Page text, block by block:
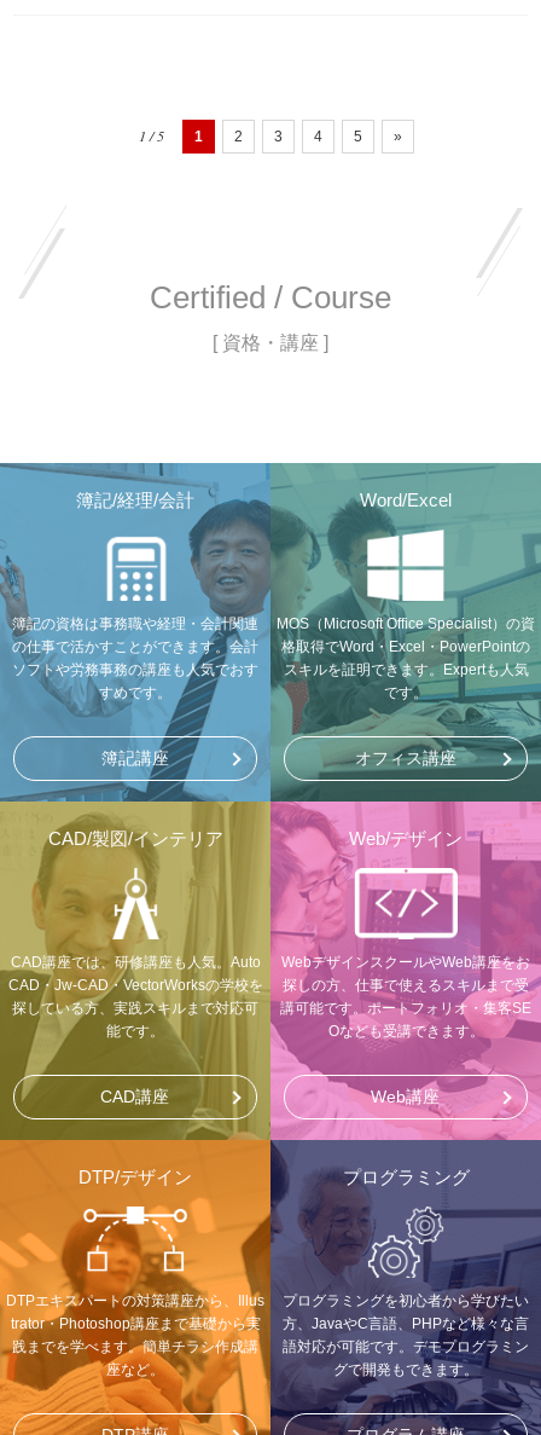
1 / 5 1 2 3 4 5 »
Certified / Course
[ 資格・講座 ]
簿記/経理/会計
簿記の資格は事務職や経理・会計関連
の仕事で活かすことができます。会計
ソフトや労務事務の講座も人気でおす
すめです。
簿記講座
Word/Excel
MOS（Microsoft Office Specialist）の資
格取得でWord・Excel・PowerPointの
スキルを証明できます。Expertも人気
です。
オフィス講座
CAD/製図/インテリア
CAD講座では、研修講座も人気。Auto
CAD・Jw-CAD・VectorWorksの学校を
探している方、実践スキルまで対応可
能です。
CAD講座
Web/デザイン
WebデザインスクールやWeb講座をお
探しの方、仕事で使えるスキルまで受
講可能です。ポートフォリオ・集客SE
Oなども受講できます。
Web講座
DTP/デザイン
DTPエキスパートの対策講座から、Illus
trator・Photoshop講座まで基礎から実
践までを学べます。簡単チラシ作成講
座など。
プログラミング
プログラミングを初心者から学びたい
方、JavaやC言語、PHPなど様々な言
語対応が可能です。デモプログラミン
グで開発もできます。